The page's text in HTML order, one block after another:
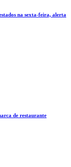
na sexta-feira, alerta
de restaurante